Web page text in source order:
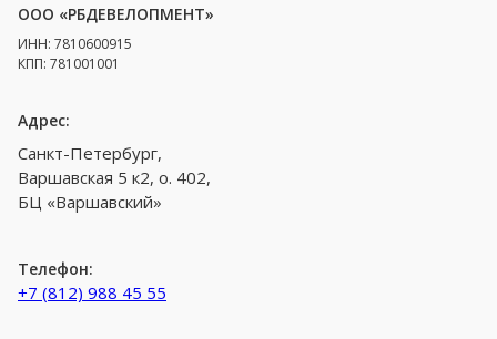
ООО «РБДЕВЕЛОПМЕНТ»
ИНН: 7810600915
КПП: 781001001
Адрес:
Санкт-Петербург,
Варшавская 5 к2, о. 402,
БЦ «Варшавский»
Телефон:
+7 (812) 988 45 55